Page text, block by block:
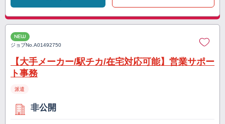
NEW
ジョブNo.A01492750
【大手メーカー/駅チカ/在宅対応可能】営業サポー
ト事務
派遣
非公開